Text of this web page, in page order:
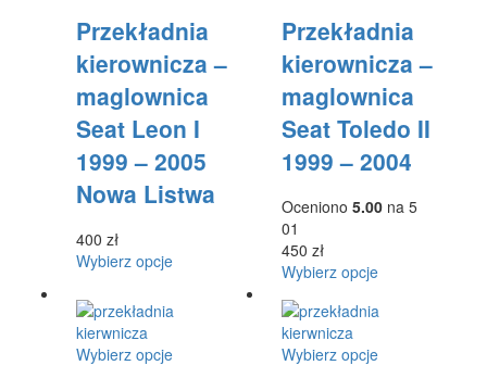
ma
wariantów.
Opcje
wybrać
na
produktu
Przekładnia
kierownicza –
maglownica
Seat Leon I
1999 – 2005
Nowa Listwa
400 zł
Wybierz opcjeTen
ma
wariantów.
Opcje
wybrać
na
produktu
Przekładnia
kierownicza –
maglownica
Seat Toledo II
1999 – 2004
Oceniono 5.00 na 5
01
450 zł
Wybierz opcjeTen
ma
wariantów.
Wybierz opcjeTen
Wybierz opcjeTen